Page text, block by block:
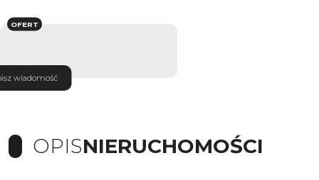
wiadomość
OFERT
OPISNIERUCHOMOŚCI